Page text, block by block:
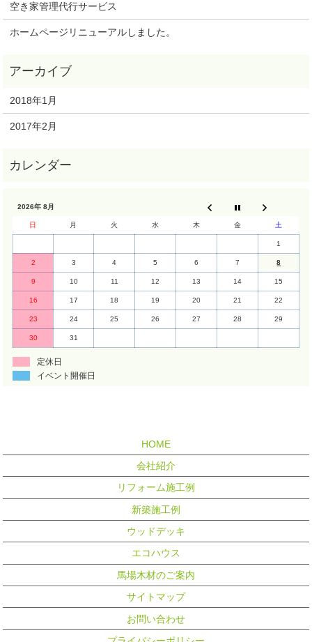
空き家管理代行サービス
ホームページリニューアルしました。
2018年1月
2017年2月
2026年 8月
日 月 火 水 木 金 土
1
2 3 4 5 6 7 8
9 10 11 12 13 14 15
16 17 18 19 20 21 22
23 24 25 26 27 28 29
30 31
定休日
イベント開催日
HOME
会社紹介
リフォーム施工例
新築施工例
ウッドデッキ
エコハウス
馬場木材のご案内
サイトマップ
お問い合わせ